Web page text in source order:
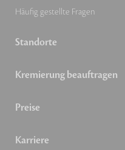
Häufig gestellte Fragen
Standorte
Kremierung beauftragen
Preise
Karriere